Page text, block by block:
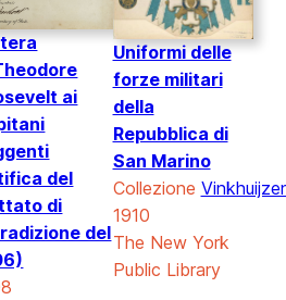
ai
del
di
del
Uniformi delle
forze militari
della
Repubblica di
San Marino
Collezione
1910
The New York
Public Library